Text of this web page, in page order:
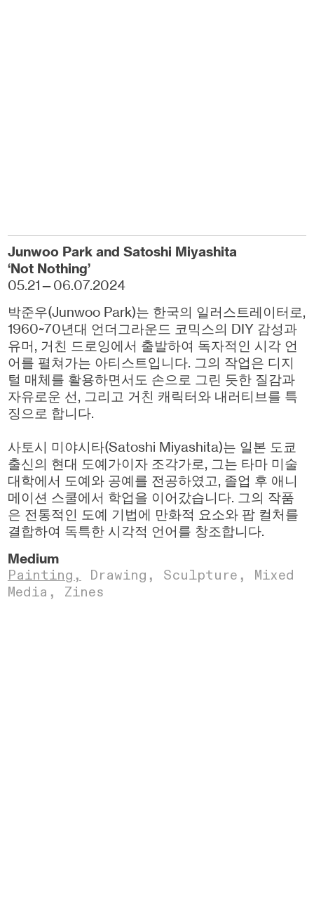
JunwooPark and Satoshi Miyashita
‘Not Nothing’
05.21—06.07.2024
박준우(Junwoo Park)는 한국의 일러스트레이터로,
1960~70년대 언더그라운드 코믹스의 DIY 감성과
유머, 거친 드로잉에서 출발하여 독자적인 시각 언
어를 펼쳐가는 아티스트입니다. 그의 작업은 디지
털 매체를 활용하면서도 손으로 그린 듯한 질감과
자유로운 선, 그리고 거친 캐릭터와 내러티브를 특
징으로 합니다.
사토시 미야시타(Satoshi Miyashita)는 일본 도쿄
출신의 현대 도예가이자 조각가로, 그는 타마 미술
대학에서 도예와 공예를 전공하였고, 졸업 후 애니
메이션 스쿨에서 학업을 이어갔습니다. 그의 작품
은 전통적인 도예 기법에 만화적 요소와 팝 컬처를
결합하여 독특한 시각적 언어를 창조합니다.
Medium
Painting, Drawing , Sculpture,
Mixed
Media,
Zines